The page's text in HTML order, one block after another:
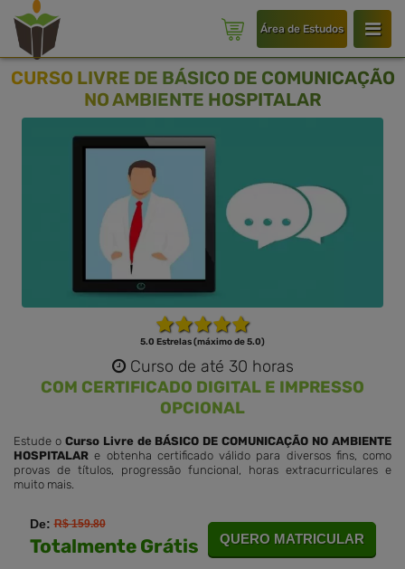
Área de Estudos
CURSO LIVRE DE BÁSICO DE COMUNICAÇÃO
NO AMBIENTE HOSPITALAR
5.0 Estrelas (máximo de 5.0)
Curso de até 30 horas
COM CERTIFICADO DIGITAL E IMPRESSO
OPCIONAL
Estude o Curso Livre de BÁSICO DE COMUNICAÇÃO NO AMBIENTE
HOSPITALAR e obtenha certificado válido para diversos fins, como
provas de títulos, progressão funcional, horas extracurriculares e
muito mais.
De:R$ 159.80
Totalmente Grátis QUERO MATRICULAR